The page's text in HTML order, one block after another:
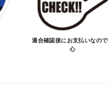
適合確認後にお支払いなの
心